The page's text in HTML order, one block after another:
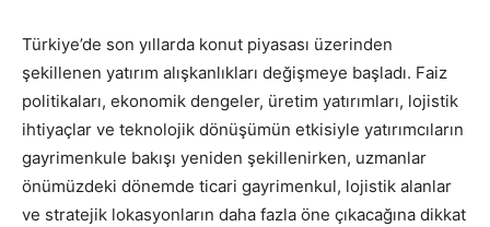
Türkiye’de son yıllarda konut piyasası üzerinden
şekillenen yatırım alışkanlıkları değişmeye başladı. Faiz
politikaları, ekonomik dengeler, üretim yatırımları, lojistik
ihtiyaçlar ve teknolojik dönüşümün etkisiyle yatırımcıların
gayrimenkule bakışı yeniden şekillenirken, uzmanlar
önümüzdeki dönemde ticari gayrimenkul, lojistik alanlar
ve stratejik lokasyonların daha fazla öne çıkacağına dikkat